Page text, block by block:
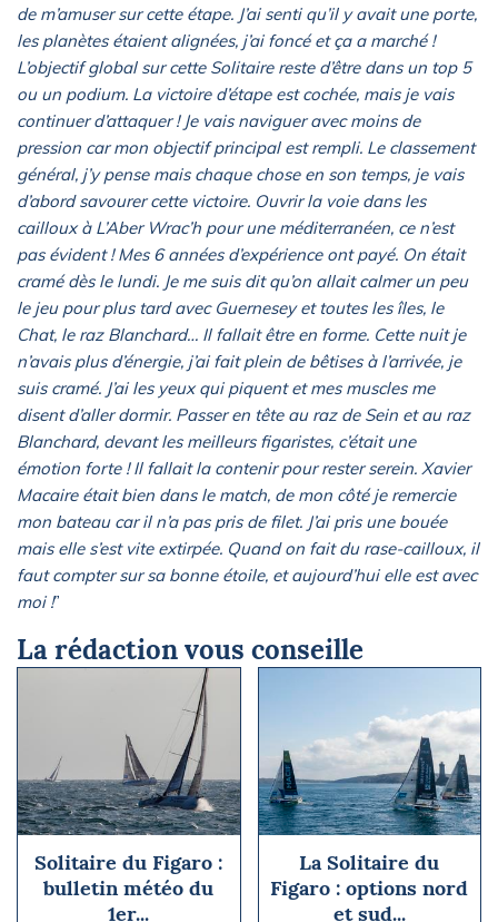
de m’amuser sur cette étape. J’ai senti qu’il y avait une porte,
les planètes étaient alignées, j’ai foncé et ça a marché !
L’objectif global sur cette Solitaire reste d’être dans un top 5
ou un podium. La victoire d’étape est cochée, mais je vais
continuer d’attaquer ! Je vais naviguer avec moins de
pression car mon objectif principal est rempli. Le classement
général, j’y pense mais chaque chose en son temps, je vais
d’abord savourer cette victoire. Ouvrir la voie dans les
cailloux à L’Aber Wrac’h pour une méditerranéen, ce n’est
pas évident ! Mes 6 années d’expérience ont payé. On était
cramé dès le lundi. Je me suis dit qu’on allait calmer un peu
le jeu pour plus tard avec Guernesey et toutes les îles, le
Chat, le raz Blanchard… Il fallait être en forme. Cette nuit je
n’avais plus d’énergie, j’ai fait plein de bêtises à l’arrivée, je
suis cramé. J’ai les yeux qui piquent et mes muscles me
disent d’aller dormir. Passer en tête au raz de Sein et au raz
Blanchard, devant les meilleurs figaristes, c’était une
émotion forte ! Il fallait la contenir pour rester serein. Xavier
Macaire était bien dans le match, de mon côté je remercie
mon bateau car il n’a pas pris de filet. J’ai pris une bouée
mais elle s’est vite extirpée. Quand on fait du rase-cailloux, il
faut compter sur sa bonne étoile, et aujourd’hui elle est avec
moi !”
La rédaction vous conseille
Solitaire du Figaro :
bulletin météo du
1er...
La Solitaire du
Figaro : options nord
et sud...